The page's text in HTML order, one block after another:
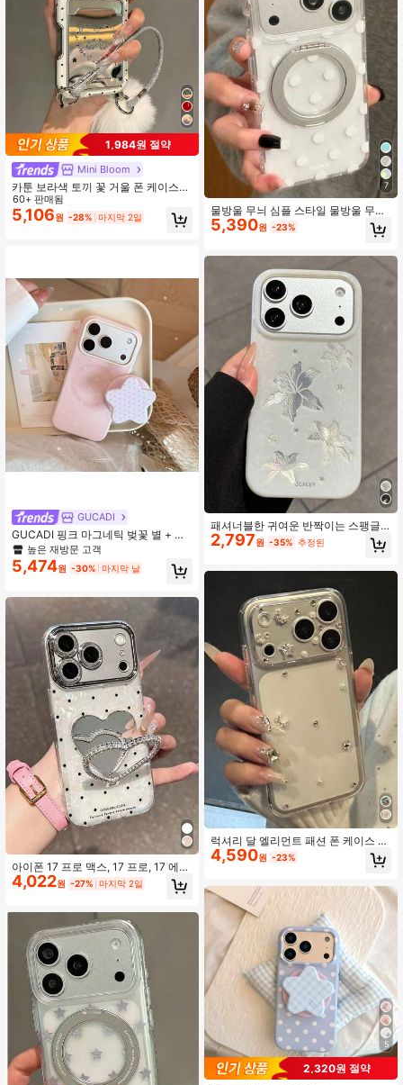
1,984원 절약
Mini Bloom
카툰 보라색 토끼 꽃 거울 폰 케이스
아이폰 17 프로 맥스, 애플 17 프로, 대
형 창, 16 개인화, 15 창의적, 14 소녀,
13 신상, 16 프로 맥스, 16P 호환
60+ 판매됨
5,106원 -28% 마지막 2일
GUCADI
GUCADI 핑크 마그네틱 벚꽃 별 + 화
이트 벚꽃 별 마그네틱 스탠드 폰 케이
스, Apple 17pm 폰 케이스 16 Pro와
호환. 높은 미학, No. 15 부드러운 색
스타일, 기하학적 패턴, 미니멀리스트
스타일, 신선한, 니치, 소프트 걸 스타
일, 인스 스타일
높은 재방문 고객
5,474원 -30% 마지막 날
아이폰 17 프로 맥스, 17 프로, 17 에
어, 16, 15, 14, 13, 12, 11 프로 맥스와
호환되는 고급 하트 미러 큐빅 스탠드
메라 프레임 보호 케이스
4,022원 -27% 마지막 2일
7
물방울 무늬 심플 스타일 물방울 무늬
은도금 360도 회전 스탠드 휴대폰 케
이스 아이폰 17 프로 맥스 17 프로 16
로 14 프로 맥스 14 프로 13 프로 맥스
13 12 프로 맥스 14 15 16 플러스 11
투명 소프트 커버 쉘 호환
5,390원 -23%
패셔너블한 귀여운 반짝이는 스팽글
별 & 백합 꽃 패턴 휴대폰 케이스, 17 P
ro Max 17 Pro 17 16 Pro Max 15 14 1
2,797원 -35% 추정된
럭셔리 달 엘리먼트 패션 폰 케이스 스
타 엘리먼트 샤이니 크리스탈 달 투명
하드 PC 폰 케이스 아이폰 17 Pro Ma
클리어 패션 충격 방지 후면 커버 생일
선물
4,590원 -23%
5
2,320원 절약